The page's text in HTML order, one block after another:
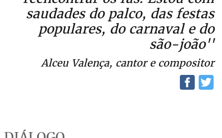
saudades do palco, das festas
populares, do carnaval e do
são-joão''
Alceu Valença, cantor e compositor